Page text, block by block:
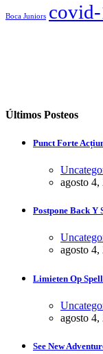
Boca Juniors
Últimos Posteos
Punct Forte
agosto 4,
Postpone Back
agosto 4,
Limieten Op
agosto 4,
See New